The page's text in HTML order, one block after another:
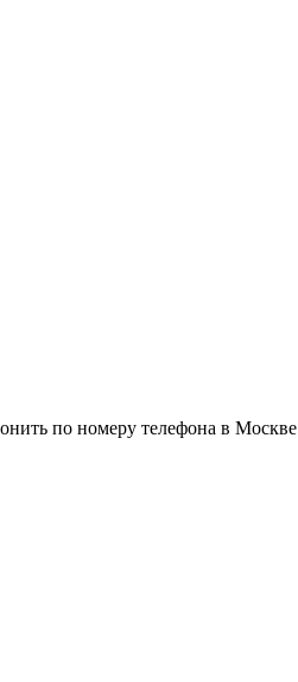
по номеру телефона в Москве